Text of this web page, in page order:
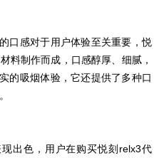
口感对于用户体验至关重要，悦
料制作而成，口感醇厚、细腻，
的吸烟体验，它还提供了多种口
出色，用户在购买悦刻relx3代